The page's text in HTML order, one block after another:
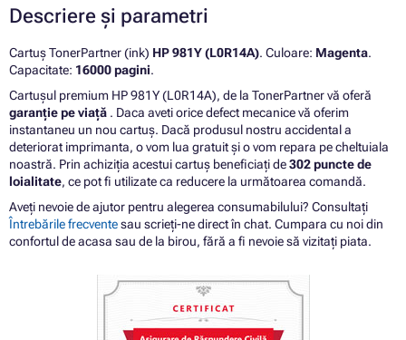
Descriere și parametri
Cartuș TonerPartner (ink) HP 981Y (L0R14A). Culoare: Magenta.
Capacitate: 16000 pagini.
Cartușul premium HP 981Y (L0R14A), de la TonerPartner vă oferă
garanție pe viață . Daca aveti orice defect mecanice vă oferim
instantaneu un nou cartuș. Dacă produsul nostru accidental a
deteriorat imprimanta, o vom lua gratuit și o vom repara pe cheltuiala
noastră. Prin achiziția acestui cartuș beneficiați de302 puncte de
loialitate, ce pot fi utilizate ca reducere la următoarea comandă.
Aveți nevoie de ajutor pentru alegerea consumabilului? Consultați
Întrebările frecventesau scrieți-ne direct în chat. Cumpara cu noi din
confortul de acasa sau de la birou, fără a fi nevoie să vizitați piata.